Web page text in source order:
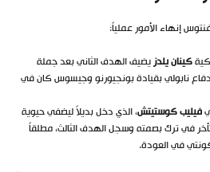
إنهاء الأمور عملياً:
كينان يلدزيضيف الهدف الثاني بعد جملة
دفاع نابولي بقيادة بونجيورنو وجيسوس كان في
فيليب كوستيتش، الذي دخل بديلاً ليضفي حيوية
في ترك بصمته وسجل الهدف الثالث، مطلقاً
في العودة.